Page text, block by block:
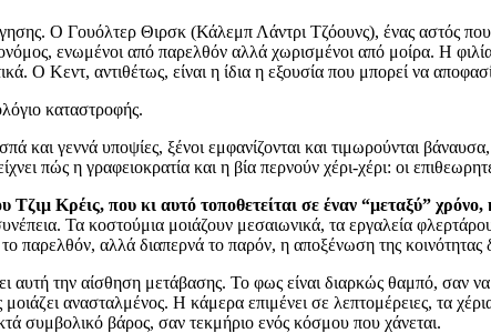
Ο Γουόλτερ Θιρσκ (Κάλεμπ Λάντρι Τζόουνς), ένας αστός
ενωμένοι από παρελθόν αλλά χωρισμένοι από μοίρα. Η
Ο Κεντ, αντιθέτως, είναι η ίδια η εξουσία που μπορεί να
καταστροφής.
και γεννά υποψίες, ξένοι εμφανίζονται και τιμωρούνται
πώς η γραφειοκρατία και η βία περνούν χέρι-χέρι: οι
Τζιμ Κρέις, που κι αυτό τοποθετείται σε έναν “μεταξύ”
Τα κοστούμια μοιάζουν μεσαιωνικά, τα εργαλεία
παρελθόν, αλλά διαπερνά το παρόν, η αποξένωση της κοινότητας
την αίσθηση μετάβασης. Το φως είναι διαρκώς θαμπό, σαν
ανασταλμένος. Η κάμερα επιμένει σε λεπτομέρειες, τα
συμβολικό βάρος, σαν τεκμήριο ενός κόσμου που χάνεται.